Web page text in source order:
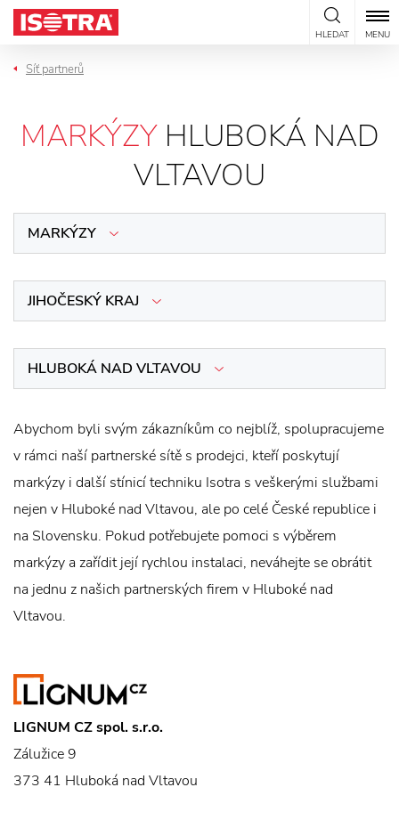
Přeskočit na obsah
HLEDAT MENU
Síť partnerů
MARKÝZYHLUBOKÁ NAD
VLTAVOU
MARKÝZY
JIHOČESKÝ KRAJ
HLUBOKÁ NAD VLTAVOU
Abychom byli svým zákazníkům co nejblíž, spolupracujeme
v rámci naší partnerské sítě s prodejci, kteří poskytují
markýzy i další stínicí techniku Isotra s veškerými službami
nejen v Hluboké nad Vltavou, ale po celé České republice i
na Slovensku. Pokud potřebujete pomoci s výběrem
markýzy a zařídit její rychlou instalaci, neváhejte se obrátit
na jednu z našich partnerských firem v Hluboké nad
Vltavou.
LIGNUM CZ spol. s.r.o.
Zálužice 9
373 41 Hluboká nad Vltavou